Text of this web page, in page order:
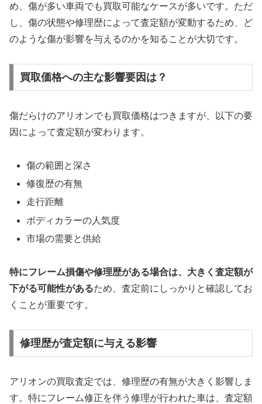
め、傷が多い車両でも買取可能なケースが多いです。ただ
し、傷の状態や修理歴によって査定額が変動するため、ど
のような傷が影響を与えるのかを知ることが大切です。
買取価格への主な影響要因は？
傷だらけのアリオンでも買取価格はつきますが、以下の要
因によって査定額が変わります。
傷の範囲と深さ
修復歴の有無
走行距離
ボディカラーの人気度
市場の需要と供給
特にフレーム損傷や修理歴がある場合は、大きく査定額が
下がる可能性があるため、査定前にしっかりと確認してお
くことが重要です。
修理歴が査定額に与える影響
アリオンの買取査定では、修理歴の有無が大きく影響しま
す。特にフレーム修正を伴う修理が行われた車は、査定額